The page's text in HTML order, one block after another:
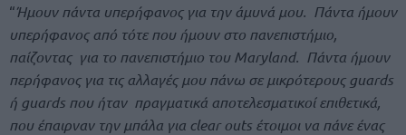
“Ήμουν πάντα υπερήφανος για την άμυνά μου. Πάντα ήμουν
υπερήφανος από τότε που ήμουν στο πανεπιστήμιο,
παίζοντας για το πανεπιστήμιο του Maryland. Πάντα ήμουν
περήφανος για τις αλλαγές μου πάνω σε μικρότερους guards
ή guards που ήταν πραγματικά αποτελεσματικοί επιθετικά,
που έπαιρναν την μπάλα για clear outs έτοιμοι να πάνε ένας